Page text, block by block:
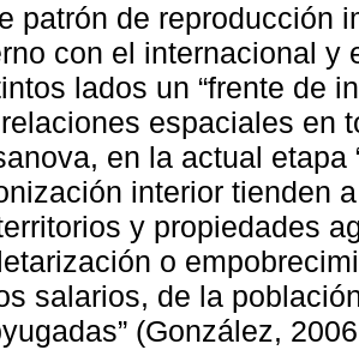
patrón de reproducción
con el internacional y
lados un “frente de
espaciales en
en la actual
interior tienden
y propiedades
o
salarios, de la
(González,